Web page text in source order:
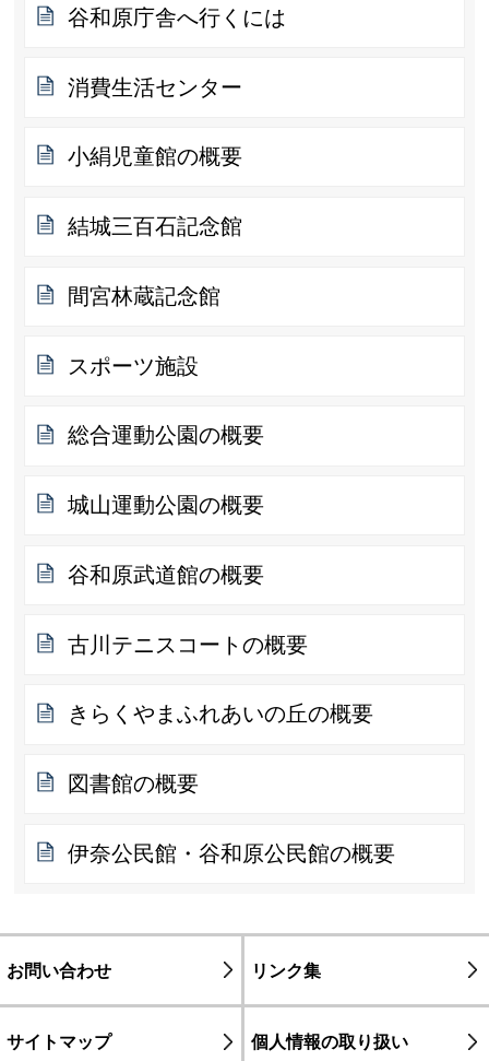
谷和原庁舎へ行くには
消費生活センター
小絹児童館の概要
結城三百石記念館
間宮林蔵記念館
スポーツ施設
総合運動公園の概要
城山運動公園の概要
谷和原武道館の概要
古川テニスコートの概要
きらくやまふれあいの丘の概要
図書館の概要
伊奈公民館・谷和原公民館の概要
お問い合わせ リンク集
サイトマップ 個人情報の取り扱い